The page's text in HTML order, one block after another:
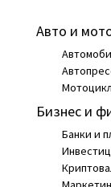
Авто и
Бизнес и
Банки и